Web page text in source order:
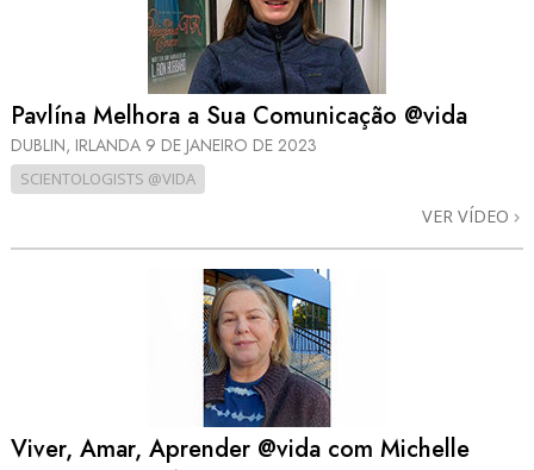
Pavlína Melhora a Sua Comunicação @vida
DUBLIN, IRLANDA 9 DE JANEIRO DE 2023
SCIENTOLOGISTS @VIDA
VER VÍDEO
Viver, Amar, Aprender @vida com Michelle